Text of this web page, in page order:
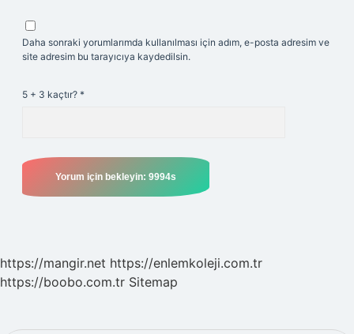
Daha sonraki yorumlarımda kullanılması için adım, e-posta adresim ve
site adresim bu tarayıcıya kaydedilsin.
5 + 3 kaçtır? *
https://mangir.net https://enlemkoleji.com.tr
https://boobo.com.tr Sitemap